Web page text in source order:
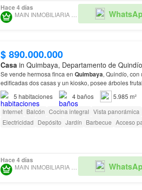
Hace 4 días
$ 890.000.000
Casa in Quimbaya, Departamento de Quindío
Se vende hermosa finca en Quimbaya, Quindío, con
edificadas dos casas y un kiosko, posee árboles
5 habitaciones 4baños
5.985 m²
Internet Balcón Cocina integral Vista panorámica
Electricidad Depósito Jardín Barbecue Acceso
Hace 4 días